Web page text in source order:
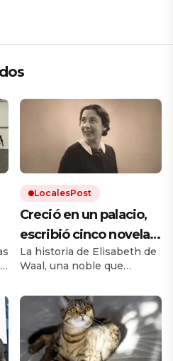
LocalesPost
Creció en un palacio,
escribió cinco novelas
y murió sin publicar
ninguna: décadas
después, su nieto hizo
que el mundo la leyera
La historia de Elisabeth de
Waal, una noble que
época. Su nieto Edmund,
también escritor, rescató
sus manuscritos.